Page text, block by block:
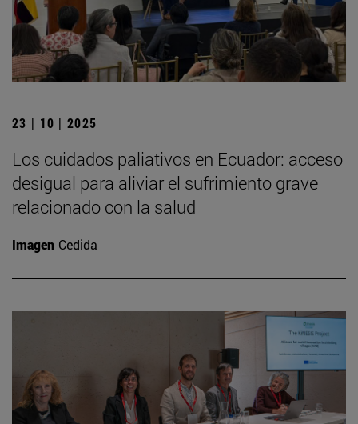
23 | 10 | 2025
Los cuidados paliativos en Ecuador: acceso
desigual para aliviar el sufrimiento grave
relacionado con la salud
Imagen Cedida